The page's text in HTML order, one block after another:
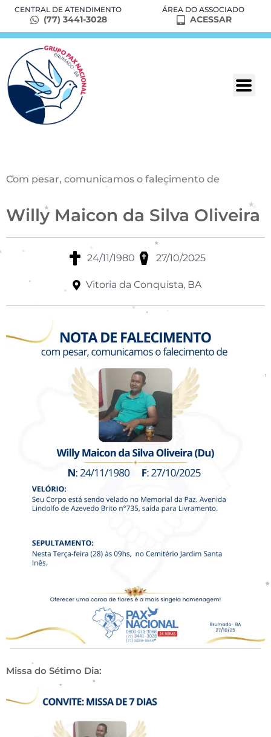
CENTRAL DE ATENDIMENTO
(77) 3441-3028
ÁREA DO ASSOCIADO
ACESSAR
Com pesar, comunicamos o falecimento de
Willy Maicon da Silva Oliveira
24/11/1980 27/10/2025
Vitoria da Conquista, BA
Missa do Sétimo Dia: